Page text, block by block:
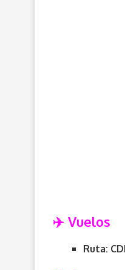
✈️ Vuelos
Ruta: